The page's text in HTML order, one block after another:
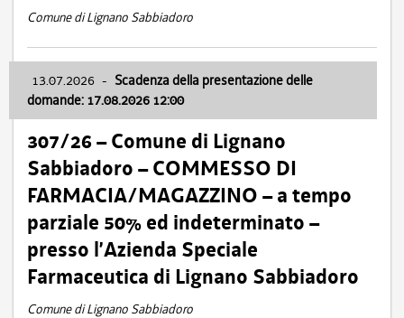
Comune di Lignano Sabbiadoro
13.07.2026 - Scadenza della presentazione delle
domande: 17.08.2026 12:00
307/26 – Comune di Lignano
Sabbiadoro – COMMESSO DI
FARMACIA/MAGAZZINO – a tempo
parziale 50% ed indeterminato –
presso l’Azienda Speciale
Farmaceutica di Lignano Sabbiadoro
Comune di Lignano Sabbiadoro